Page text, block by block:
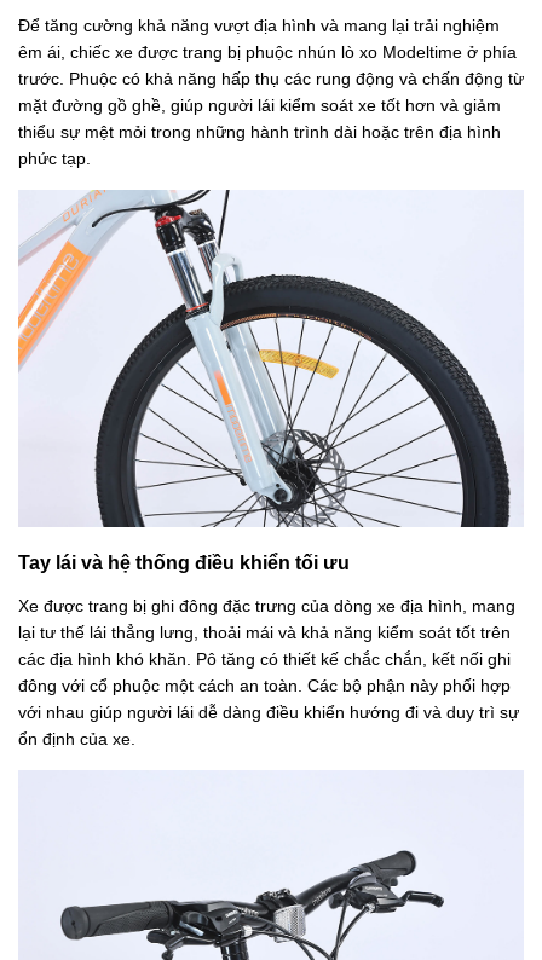
Để tăng cường khả năng vượt địa hình và mang lại trải nghiệm
êm ái, chiếc xe được trang bị phuộc nhún lò xo Modeltime ở phía
trước. Phuộc có khả năng hấp thụ các rung động và chấn động từ
mặt đường gồ ghề, giúp người lái kiểm soát xe tốt hơn và giảm
thiểu sự mệt mỏi trong những hành trình dài hoặc trên địa hình
phức tạp.
Tay lái và hệ thống điều khiển tối ưu
Xe được trang bị ghi đông đặc trưng của dòng xe địa hình, mang
lại tư thế lái thẳng lưng, thoải mái và khả năng kiểm soát tốt trên
các địa hình khó khăn. Pô tăng có thiết kế chắc chắn, kết nối ghi
đông với cổ phuộc một cách an toàn. Các bộ phận này phối hợp
với nhau giúp người lái dễ dàng điều khiển hướng đi và duy trì sự
ổn định của xe.